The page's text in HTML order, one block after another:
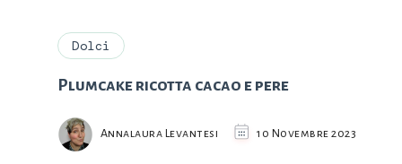
Dolci
Plumcake ricotta cacao e pere
Annalaura Levantesi 10 Novembre 2023